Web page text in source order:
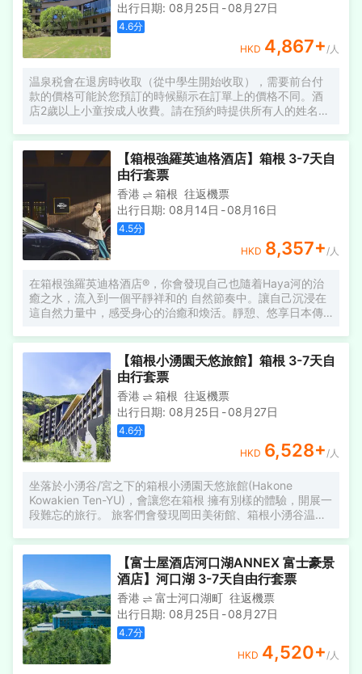
出行日期: 08月25日 -08月27日
4.6分
HKD 4,867+ /人
温泉税會在退房時收取（從中學生開始收取），需要前台付
款的價格可能於您預訂的時候顯示在訂單上的價格不同。酒
店2歲以上小童按成人收費。請在預約時提供所有人的姓名
店坐落於小湧谷/宮之下，優越的地理位置使它成為箱根一個
令人嚮往的住宿選擇。 酒店距離小湧谷僅有600m。在該地
區觀光很容易，箱根小湧園温泉樂園、岡田美術館和小湧谷
蓬萊園都在酒店附近。從酒店出發可方便前往市內的眾多著
名景點，包括箱根蘆之湯花園、Dollhouse Museum Hakone
和神山。 酒店對客房的裝飾十分考究，每間設施齊全的客房
都配備有房內保險箱。有飲水需求的旅客，酒店還為您提供
了電熱水壺。除此之外，配備有拖鞋和吹風機的浴室是您消
除一天疲勞的好地方。閑暇時間在酒店的酒吧喝上一杯，必
Hakone Gindofu（箱根 銀豆腐）（日本料理）供應一流的推
薦美味-しゃくり豆腐，Hakone Akatsukian Honten（箱根
暁庵 箱根湯本店）（日本料理）提供的蕎麥麪包備受好評，
（日本料理）的 懷石料理也是來這裏遊玩不容錯過的美味。
住客既能在 室內泳池揮灑汗水，也可以在按摩室放鬆身心。
酒店設有24小時前台諮詢服務，為下榻至此的您提供最貼
【箱根強羅英迪格酒店】箱根 3-7天自
由行套票
香港 箱根 往返機票
出行日期: 08月14日 -08月16日
4.5分
HKD 8,357+ /人
在箱根強羅英迪格酒店®，你會發現自己也隨着Haya河的治
癒之水，流入到一個平靜祥和的 自然節奏中。讓自己沉浸在
這自然力量中，感受身心的治癒和煥活。靜憩、悠享日本傳
鎮被靜謐的羣山和天然温泉所圍繞，邀請訪客前來感受具有
日本特色目的地之一的傳統魅力。【箱根小湧園天悠旅館】箱根 3-7天自
由行套票
香港 箱根 往返機票
出行日期: 08月25日 -08月27日
4.6分
HKD 6,528+ /人
坐落於小湧谷/宮之下的箱根小湧園天悠旅館(Hakone
Kowakien Ten-YU)，會讓您在箱根 擁有別樣的體驗，開展一
段難忘的旅行。 旅客們會發現岡田美術館、箱根小湧谷温泉
花園、大涌谷和神山離此都很近。酒吧旨在為旅客和您的朋
友提供一處消遣的場所。優美的環境，再搭配上細緻周到的
服務，酒店的休閒區定能滿足您的品質需求。酒店設有24小
時前台諮詢服務，為下榻至此的您提供最貼心的行程安排。
停車場會對入住酒店的客人開放。
【富士屋酒店河口湖ANNEX 富士豪景
酒店】河口湖 3-7天自由行套票
香港 富士河口湖町 往返機票
出行日期: 08月25日 -08月27日
4.7分
HKD 4,520+ /人